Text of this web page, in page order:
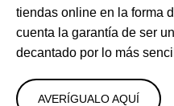
tiendas online en la forma
cuenta la garantía de ser
decantado por lo más
AVERÍGUALO AQUÍ